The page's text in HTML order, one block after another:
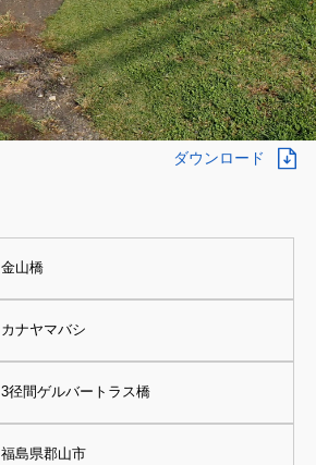
ダウンロード
金山橋
カナヤマバシ
3径間ゲルバートラス橋
福島県郡山市